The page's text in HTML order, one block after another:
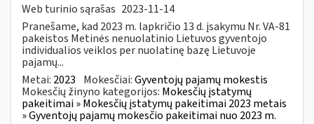
Web turinio sąrašas 2023-11-14
Pranešame, kad 2023 m. lapkričio 13 d. įsakymu Nr. VA-81
pakeistos Metinės nenuolatinio Lietuvos gyventojo
individualios veiklos per nuolatinę bazę Lietuvoje
pajamų...
Metai: 2023 Mokesčiai:Gyventojų pajamų mokestis
Mokesčių žinyno kategorijos: Mokesčių įstatymų
pakeitimai » Mokesčių įstatymų pakeitimai 2023 metais
» Gyventojų pajamų mokesčio pakeitimai nuo 2023 m.